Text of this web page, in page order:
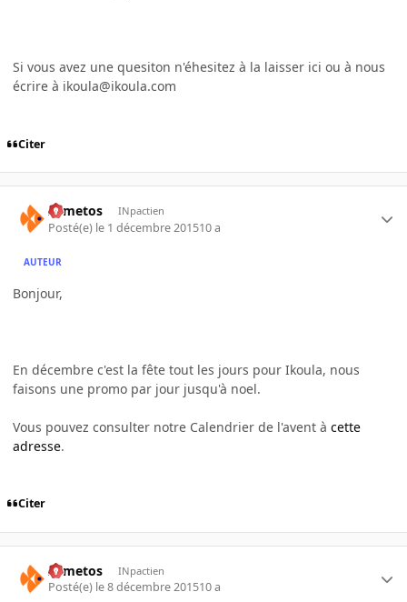
Si vous avez une quesiton n'éhesitez à la laisser ici ou à nous
écrire à ikoula@ikoula.com
Citer
Armetos INpactien
Posté(e) le 1 décembre 201510 a
AUTEUR
Bonjour,
En décembre c'est la fête tout les jours pour Ikoula, nous
faisons une promo par jour jusqu'à noel.
Vous pouvez consulter notre Calendrier de l'avent à cette
adresse.
Citer
Armetos INpactien
Posté(e) le 8 décembre 201510 a